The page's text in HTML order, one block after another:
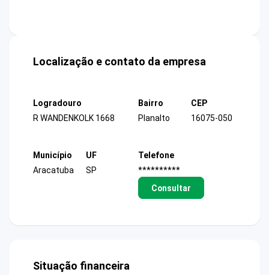
Localização e contato da empresa
Logradouro
R WANDENKOLK 1668
Bairro
Planalto
CEP
16075-050
Município
Aracatuba
UF
SP
Telefone
**********
Consultar
Situação financeira